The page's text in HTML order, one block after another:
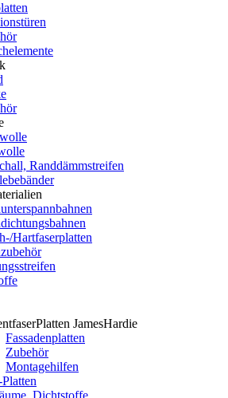
Randdämmstreifen
Hartfaserplatten
JamesHardie
Fassadenplatten
Zubehör
Montagehilfen
Dichtstoffe